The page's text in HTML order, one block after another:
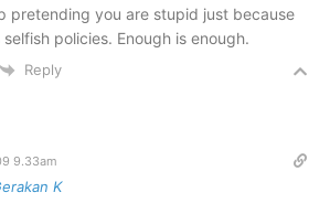
pretending you are stupid just because
selfish policies. Enough is enough.
Reply
9.33am
K